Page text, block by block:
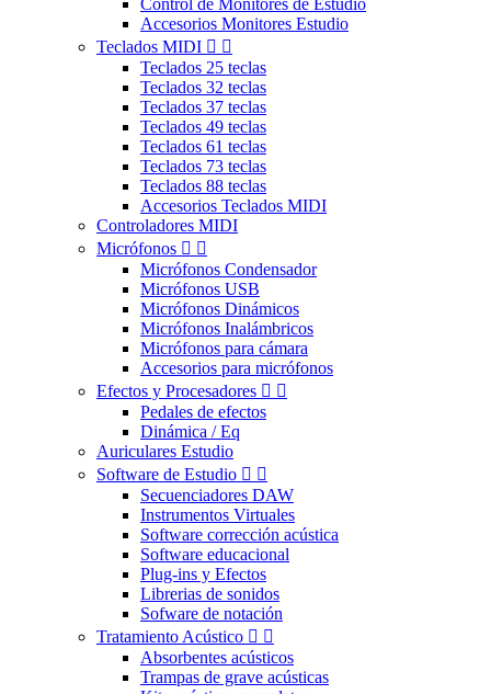
Control de Monitores de Estudio
Accesorios Monitores Estudio
Teclados MIDI  
Teclados 25 teclas
Teclados 32 teclas
Teclados 37 teclas
Teclados 49 teclas
Teclados 61 teclas
Teclados 73 teclas
Teclados 88 teclas
Accesorios Teclados MIDI
Controladores MIDI
Micrófonos  
Micrófonos Condensador
Micrófonos USB
Micrófonos Dinámicos
Micrófonos Inalámbricos
Micrófonos para cámara
Accesorios para micrófonos
Efectos y Procesadores  
Pedales de efectos
Dinámica / Eq
Auriculares Estudio
Software de Estudio  
Secuenciadores DAW
Instrumentos Virtuales
Software corrección acústica
Software educacional
Plug-ins y Efectos
Librerias de sonidos
Sofware de notación
Tratamiento Acústico  
Absorbentes acústicos
Trampas de grave acústicas